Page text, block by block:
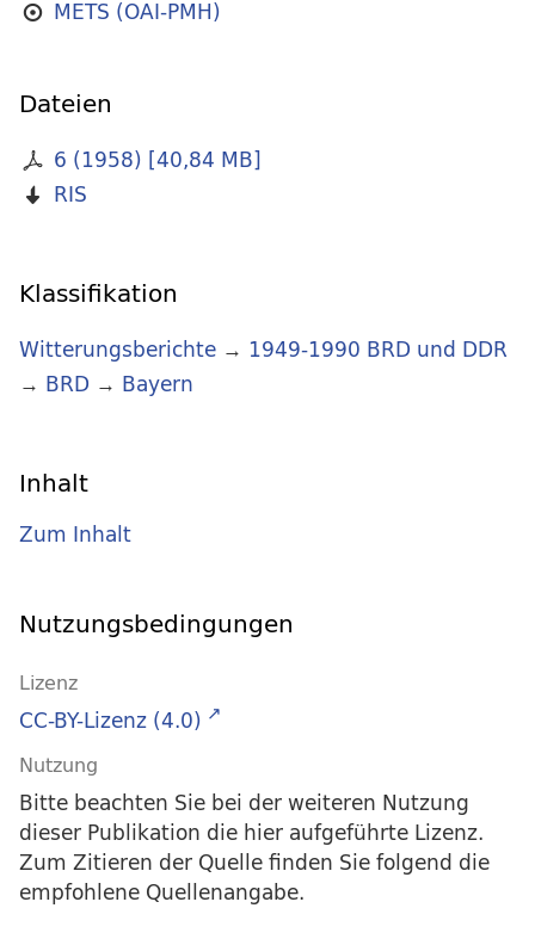
METS (OAI-PMH)
Dateien
6 (1958) [40,84 MB]
RIS
Klassifikation
Witterungsberichte → 1949-1990 BRD und DDR
→ BRD → Bayern
Inhalt
Zum Inhalt
Nutzungsbedingungen
Lizenz
CC-BY-Lizenz (4.0)
Nutzung
Bitte beachten Sie bei der weiteren Nutzung
dieser Publikation die hier aufgeführte Lizenz.
Zum Zitieren der Quelle finden Sie folgend die
empfohlene Quellenangabe.